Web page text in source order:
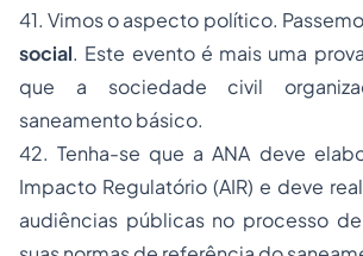
41. Vimos o aspecto político.
social. Este evento é mais uma
que a sociedade civil
saneamento básico.
42. Tenha-se que a ANA deve
Impacto Regulatório (AIR) e deve
audiências públicas no processo